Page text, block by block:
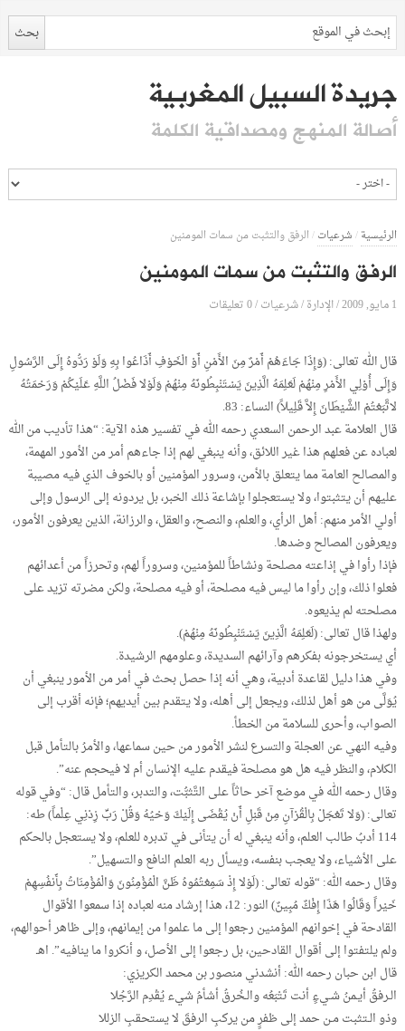
جريدة السبيل المغربية
أصالة المنهج ومصداقية الكلمة
الرئيسية/شرعيات/الرفق والتثبت من سمات المومنين
الرفق والتثبت من سمات المومنين
1 مايو, 2009 /الإدارة/شرعيات/0 تعليقات
قال الله تعالى: (وَإِذَا جَاءَهُمْ أَمْرٌ مِنَ الأَمْنِ أَوْ الْخَوْفِ أَذَاعُوا بِهِ وَلَوْ رَدُّوهُ إِلَى الرَّسُولِ
وَإِلَى أُوْلِي الأَمْرِ مِنْهُمْ لَعَلِمَهُ الَّذِينَ يَسْتَنْبِطُونَهُ مِنْهُمْ وَلَوْلا فَضْلُ اللَّهِ عَلَيْكُمْ وَرَحْمَتُهُ
لاتَّبَعْتُمْ الشَّيْطَانَ إِلاَّ قَلِيلاً) النساء: 83.
قال العلامة عبد الرحمن السعدي رحمه الله في تفسير هذه الآية: “هذا تأديب من الله
لعباده عن فعلهم هذا غير اللائق، وأنه ينبغي لهم إذا جاءهم أمر من الأمور المهمة،
والمصالح العامة مما يتعلق بالأمن، وسرور المؤمنين أو بالخوف الذي فيه مصيبة
عليهم أن يتثبتوا، ولا يستعجلوا بإشاعة ذلك الخبر، بل يردونه إلى الرسول وإلى
أولي الأمر منهم: أهل الرأي، والعلم، والنصح، والعقل، والرزانة، الذين يعرفون الأمور،
ويعرفون المصالح وضدها.
فإذا رأوا في إذاعته مصلحة ونشاطاً للمؤمنين، وسروراً لهم، وتحرزاً من أعدائهم
فعلوا ذلك، وإن رأوا ما ليس فيه مصلحة، أو فيه مصلحة، ولكن مضرته تزيد على
مصلحته لم يذيعوه.
ولهذا قال تعالى: (لَعَلِمَهُ الَّذِينَ يَسْتَنْبِطُونَهُ مِنْهُمْ).
أي يستخرجونه بفكرهم وآرائهم السديدة، وعلومهم الرشيدة.
وفي هذا دليل لقاعدة أدبية، وهي أنه إذا حصل بحث في أمر من الأمور ينبغي أن
يُوَلَّى من هو أهل لذلك، ويجعل إلى أهله، ولا يتقدم بين أيديهم؛ فإنه أقرب إلى
الصواب، وأحرى للسلامة من الخطأ.
وفيه النهي عن العجلة والتسرع لنشر الأمور من حين سماعها، والأمرُ بالتأمل قبل
الكلام، والنظر فيه هل هو مصلحة فيقدم عليه الإنسان أم لا فيحجم عنه”.
وقال رحمه الله في موضع آخر حاثاً على التَّثبُّت، والتدبر، والتأمل قال: “وفي قوله
تعالى: (وَلا تَعْجَلْ بِالْقُرْآنِ مِنْ قَبْلِ أَنْ يُقْضَى إِلَيْكَ وَحْيُهُ وَقُلْ رَبِّ زِدْنِي عِلْماً) طه:
114 أدبُ طالب العلم، وأنه ينبغي له أن يتأنى في تدبره للعلم، ولا يستعجل بالحكم
على الأشياء، ولا يعجب بنفسه، ويسأل ربه العلم النافع والتسهيل”.
وقال رحمه الله: “قوله تعالى: (لَوْلا إِذْ سَمِعْتُمُوهُ ظَنَّ الْمُؤْمِنُونَ وَالْمُؤْمِنَاتُ بِأَنفُسِهِمْ
خَيْراً وَقَالُوا هَذَا إِفْكٌ مُبِينٌ) النور: 12، هذا إرشاد منه لعباده إذا سمعوا الأقوال
القادحة في إخوانهم المؤمنين رجعوا إلى ما علموا من إيمانهم، وإلى ظاهر أحوالهم،
ولم يلتفتوا إلى أقوال القادحين، بل رجعوا إلى الأصل، و أنكروا ما ينافيه”. اهـ
قال ابن حبان رحمه الله: أنشدني منصور بن محمد الكريزي:
الـرفقُ أيـمنُ شـيءٍ أنت تَتْبَعُه والـخُرقُ أشأمُ شيء يُقْدِم الرَّجُلا
وذو الـتثبت مـن حمد إلى ظفرٍ من يركبِ الرفقَ لا يستحقبِ الزللا